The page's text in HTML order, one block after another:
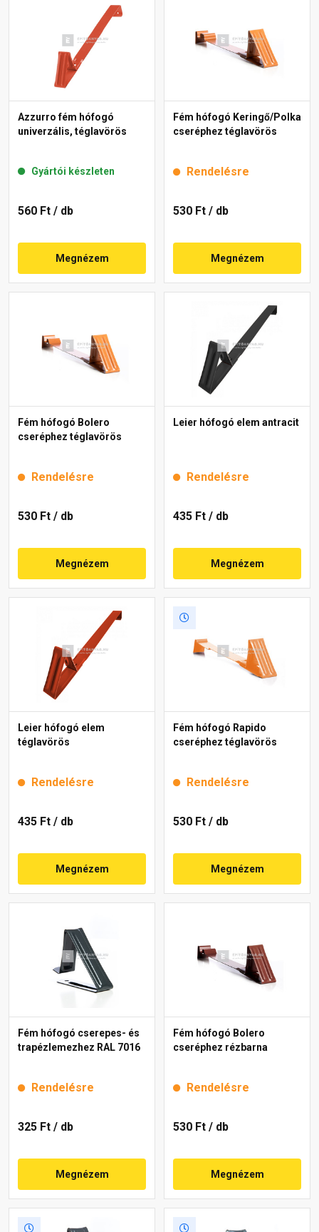
Azzurro fém hófogó
univerzális, téglavörös
Gyártói készleten
560 Ft / db
Megnézem
Fém hófogó Keringő/Polka
cseréphez téglavörös
Rendelésre
530 Ft / db
Megnézem
Fém hófogó Bolero
cseréphez téglavörös
Rendelésre
530 Ft / db
Megnézem
Leier hófogó elem antracit
Rendelésre
435 Ft / db
Megnézem
Leier hófogó elem
téglavörös
Rendelésre
435 Ft / db
Megnézem
Fém hófogó Rapido
cseréphez téglavörös
Rendelésre
530 Ft / db
Megnézem
Fém hófogó cserepes- és
trapézlemezhez RAL 7016
Rendelésre
325 Ft / db
Megnézem
Fém hófogó Bolero
cseréphez rézbarna
Rendelésre
530 Ft / db
Megnézem